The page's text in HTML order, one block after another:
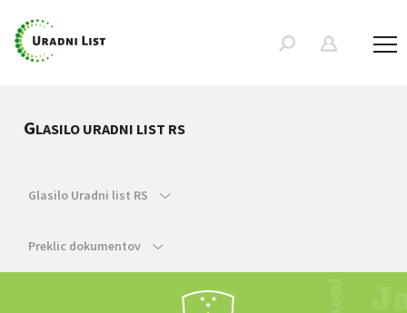
GLASILO URADNI LIST RS
Glasilo Uradni list RS
Preklic dokumentov